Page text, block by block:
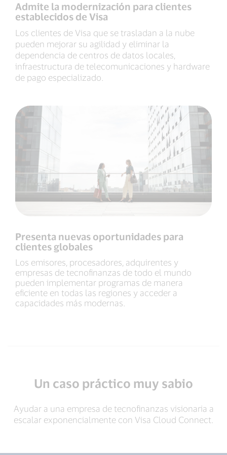
Admite la modernización para clientes
establecidos de Visa
Los clientes de Visa que se trasladan a la nube
pueden mejorar su agilidad y eliminar la
dependencia de centros de datos locales,
infraestructura de telecomunicaciones y hardware
de pago especializado.
Presenta nuevas oportunidades para
clientes globales
Los emisores, procesadores, adquirentes y
empresas de tecnofinanzas de todo el mundo
pueden implementar programas de manera
eficiente en todas las regiones y acceder a
capacidades más modernas.
Un caso práctico muy sabio
Ayudar a una empresa de tecnofinanzas visionaria a
escalar exponencialmente con Visa Cloud Connect.